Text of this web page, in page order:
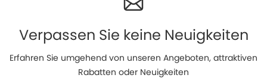
Verpassen Sie keine Neuigkeiten
Erfahren Sie umgehend von unseren Angeboten, attraktiven
Rabatten oder Neuigkeiten